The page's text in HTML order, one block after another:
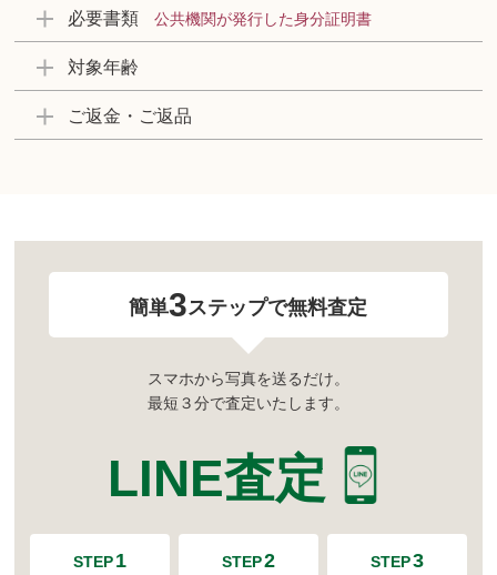
必要書類 公共機関が発行した身分証明書
対象年齢
ご返金・ご返品
簡単3ステップで無料査定
スマホから写真を送るだけ。
最短３分で査定いたします。
LINE査定
STEP1 STEP2 STEP3